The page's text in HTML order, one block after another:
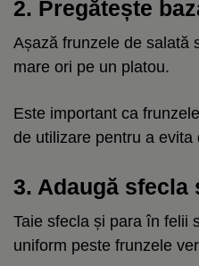
2. Pregătește
Așază frunzele de salată
mare ori pe un platou.
Este important ca
de utilizare pentru a evita
3. Adaugă sfecla
Taie sfecla și para în felii
uniform peste frunzele